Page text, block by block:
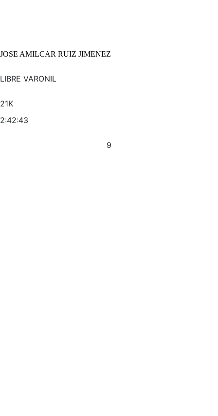
JOSE AMILCAR RUIZ JIMENEZ
LIBRE VARONIL
21K
2:42:43
9